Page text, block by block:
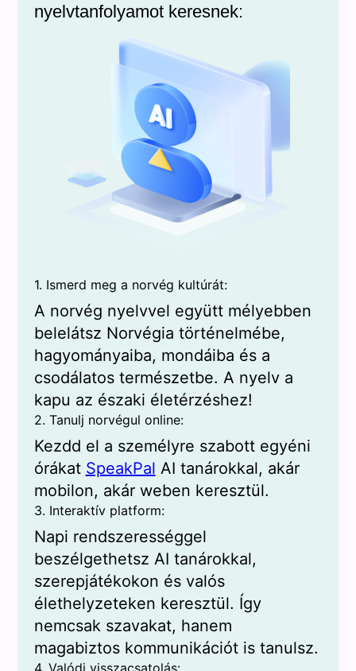
nyelvtanfolyamot keresnek:
1. Ismerd meg a norvég kultúrát:
A norvég nyelvvel együtt mélyebben
belelátsz Norvégia történelmébe,
hagyományaiba, mondáiba és a
csodálatos természetbe. A nyelv a
kapu az északi életérzéshez!
2. Tanulj norvégul online:
Kezdd el a személyre szabott egyéni
órákat SpeakPal AI tanárokkal, akár
mobilon, akár weben keresztül.
3. Interaktív platform:
Napi rendszerességgel
beszélgethetsz AI tanárokkal,
szerepjátékokon és valós
élethelyzeteken keresztül. Így
nemcsak szavakat, hanem
magabiztos kommunikációt is tanulsz.